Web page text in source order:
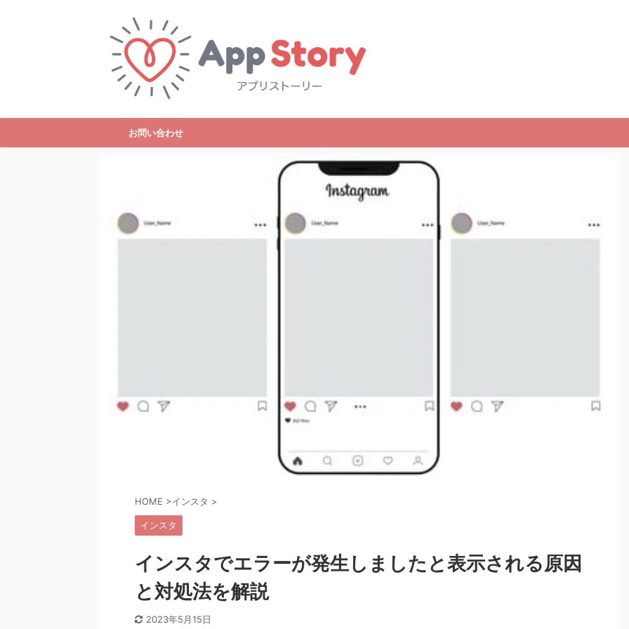
お問い合わせ
HOME >インスタ >
インスタ
インスタでエラーが発生しましたと表示される原因
と対処法を解説
2023年5月15日